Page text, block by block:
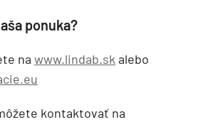
ponuka?
na www.lindab.sk alebo
kontaktovať na